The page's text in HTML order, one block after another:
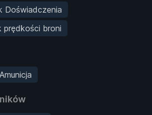
Doświadczenia
prędkości broni